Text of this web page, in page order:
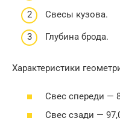
Свесы кузова.
Глубина брода.
Характеристики
Свес спереди —
Свес сзади —